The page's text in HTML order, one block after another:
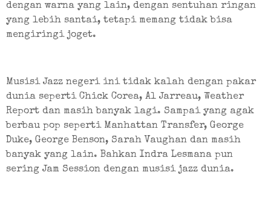
dengan warna yang lain, dengan sentuhan ringan
yang lebih santai, tetapi memang tidak bisa
mengiringi joget.
Musisi Jazz negeri ini tidak kalah dengan pakar
dunia seperti Chick Corea, Al Jarreau, Weather
Report dan masih banyak lagi. Sampai yang agak
berbau pop seperti Manhattan Transfer, George
Duke, George Benson, Sarah Vaughan dan masih
banyak yang lain. Bahkan Indra Lesmana pun
sering Jam Session dengan musisi jazz dunia.